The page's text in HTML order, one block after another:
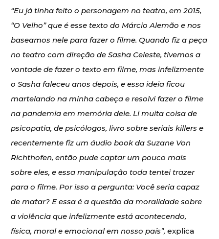
“Eu já tinha feito o personagem no teatro, em 2015,
“O Velho” que é esse texto do Márcio Alemão e nos
baseamos nele para fazer o filme. Quando fiz a peça
no teatro com direção de Sasha Celeste, tivemos a
vontade de fazer o texto em filme, mas infelizmente
o Sasha faleceu anos depois, e essa ideia ficou
martelando na minha cabeça e resolvi fazer o filme
na pandemia em memória dele. Li muita coisa de
psicopatia, de psicólogos, livro sobre seriais killers e
recentemente fiz um áudio book da Suzane Von
Richthofen, então pude captar um pouco mais
sobre eles, e essa manipulação toda tentei trazer
para o filme. Por isso a pergunta: Você seria capaz
de matar? E essa é a questão da moralidade sobre
a violência que infelizmente está acontecendo,
física, moral e emocional em nosso país”,explica